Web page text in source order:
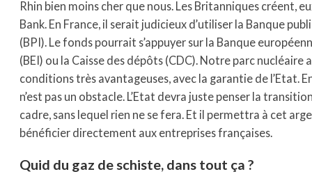
Rhin bien moins cher que nous. Les Britanniques créent,
Bank. En France, il serait judicieux d’utiliser la Banque
(BPI). Le fonds pourrait s’appuyer sur la Banque
(BEI) ou la Caisse des dépôts (CDC). Notre parc nucléaire
conditions très avantageuses, avec la garantie de l’Etat.
n’est pas un obstacle. L’Etat devra juste penser la
cadre, sans lequel rien ne se fera. Et il permettra à cet
bénéficier directement aux entreprises françaises.
Quid du gaz de schiste, dans tout ça ?